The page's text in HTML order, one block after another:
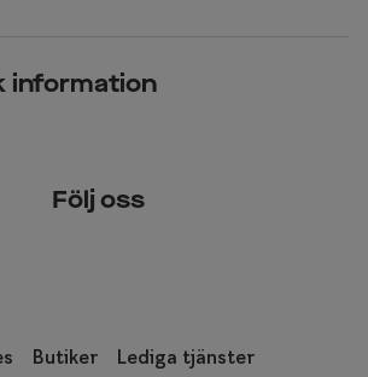
information
Följ oss
Butiker Lediga tjänster